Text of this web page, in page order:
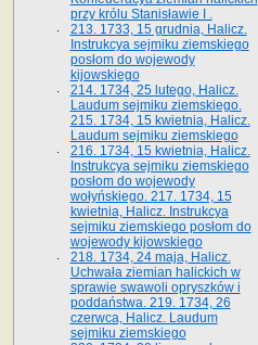
przy królu Stanisławie I .
213. 1733, 15 grudnia, Halicz.
Instrukcya sejmiku ziemskiego
posłom do wojewody
kijowskiego
214. 1734, 25 lutego, Halicz.
Laudum sejmiku ziemskiego.
215. 1734, 15 kwietnia, Halicz.
Laudum sejmiku ziemskiego
216. 1734, 15 kwietnia, Halicz.
Instrukcya sejmiku ziemskiego
posłom do wojewody
wołyńskiego. 217. 1734, 15
kwietnia, Halicz. Instrukcya
sejmiku ziemskiego posłom do
wojewody kijowskiego
218. 1734, 24 maja, Halicz.
Uchwała ziemian halickich w
sprawie swawoli opryszków i
poddaństwa. 219. 1734, 26
czerwca, Halicz. Laudum
sejmiku ziemskiego